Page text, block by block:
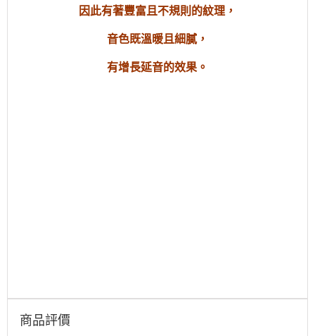
因此有著豐富且不規則的紋理，
音色既溫暖且細膩，
有增長延音的效果。
商品評價